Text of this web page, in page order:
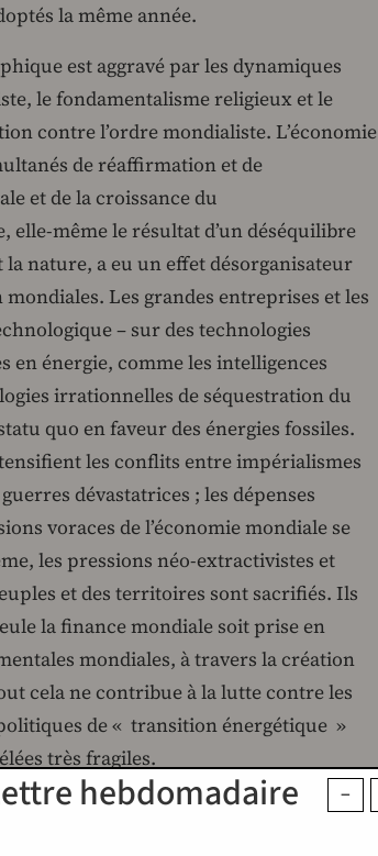
la même année.
est aggravé par les dynamiques
le fondamentalisme religieux et le
contre l’ordre mondialiste. L’économie
de réaffirmation et de
et de la croissance du
même le résultat d’un déséquilibre
nature, a eu un effet désorganisateur
Les grandes entreprises et les
– sur des technologies
énergie, comme les intelligences
irrationnelles de séquestration du
quo en faveur des énergies fossiles.
les conflits entre impérialismes
dévastatrices ; les dépenses
voraces de l’économie mondiale se
les pressions néo-extractivistes et
et des territoires sont sacrifiés. Ils
la finance mondiale soit prise en
mondiales, à travers la création
cela ne contribue à la lutte contre les
de « transition énergétique »
très fragiles.
racisme, la xénophobie et l’intolérance
scientifique pour dicter les
−
hebdomadaire